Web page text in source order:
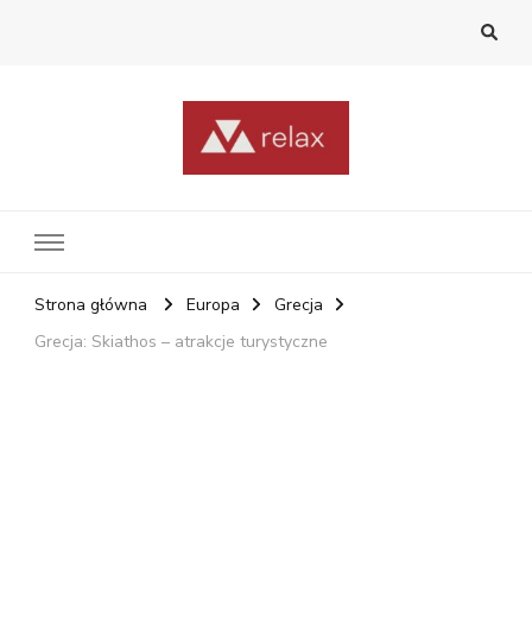
Strona główna Europa
Grecja
Grecja: Skiathos – atrakcje turystyczne